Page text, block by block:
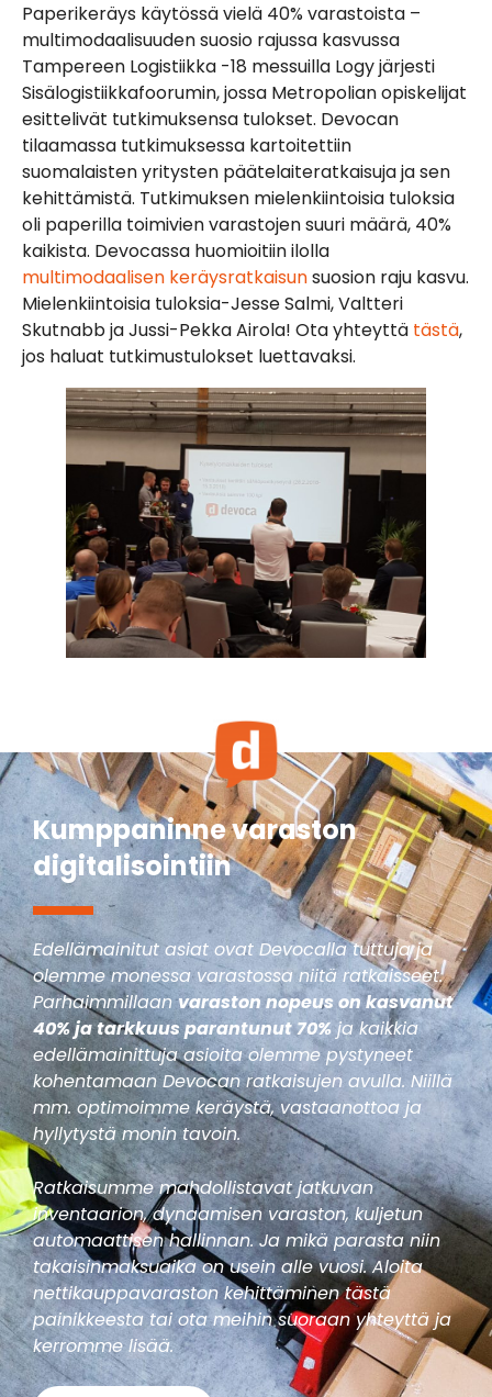
Paperikeräys käytössä vielä 40% varastoista –
multimodaalisuuden suosio rajussa kasvussa
Tampereen Logistiikka -18 messuilla Logy järjesti
Sisälogistiikkafoorumin, jossa Metropolian opiskelijat
esittelivät tutkimuksensa tulokset. Devocan
tilaamassa tutkimuksessa kartoitettiin
suomalaisten yritysten päätelaiteratkaisuja ja sen
kehittämistä. Tutkimuksen mielenkiintoisia tuloksia
oli paperilla toimivien varastojen suuri määrä, 40%
kaikista. Devocassa huomioitiin ilolla
multimodaalisen keräysratkaisunsuosion raju kasvu.
Mielenkiintoisia tuloksia-Jesse Salmi, Valtteri
Skutnabb ja Jussi-Pekka Airola! Ota yhteyttä tästä,
jos haluat tutkimustulokset luettavaksi.
Kumppaninne varaston
digitalisointiin
Edellämainitut asiat ovat Devocalla tuttuja ja
olemme monessa varastossa niitä ratkaisseet.
Parhaimmillaanvaraston nopeus on kasvanut
40% ja tarkkuus parantunut 70% ja kaikkia
edellämainittuja asioita olemme pystyneet
kohentamaan Devocan ratkaisujen avulla. Niillä
mm. optimoimme keräystä, vastaanottoa ja
hyllytystä monin tavoin.
Ratkaisumme mahdollistavat jatkuvan
inventaarion, dynaamisen varaston, kuljetun
automaattisen hallinnan. Ja mikä parasta niin
takaisinmaksuaika on usein alle vuosi. Aloita
nettikauppavaraston kehittäminen tästä
painikkeesta tai ota meihin suoraan yhteyttä ja
kerromme lisää.